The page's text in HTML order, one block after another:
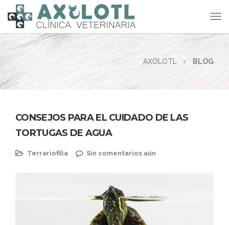
AXOLOTL BLOG
CONSEJOS PARA EL CUIDADO DE LAS
TORTUGAS DE AGUA
Terrariofilia Sin comentarios aún